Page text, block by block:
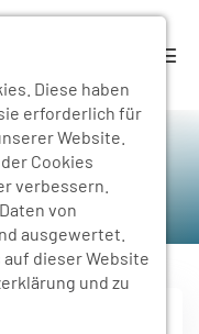
Diese haben
erforderlich für
Website.
Cookies
verbessern.
von
ausgewertet.
dieser Website
und zu